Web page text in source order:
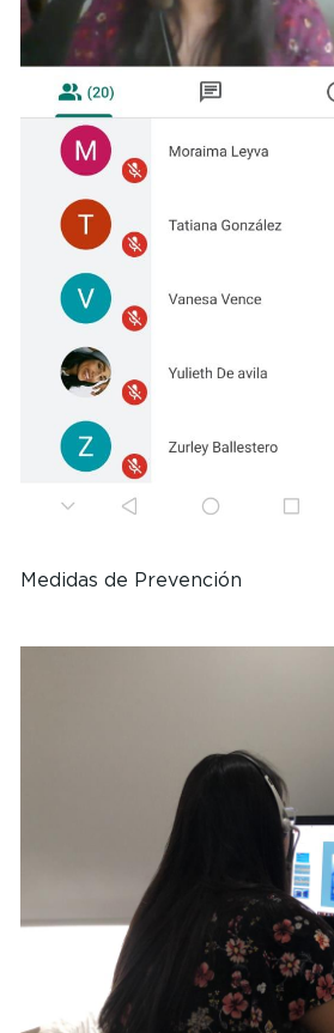
Medidas de Prevención